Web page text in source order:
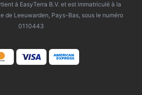
à EasyTerra B.V. et est immatriculé à la
de Leeuwarden, Pays-Bas, sous le numéro
0110443